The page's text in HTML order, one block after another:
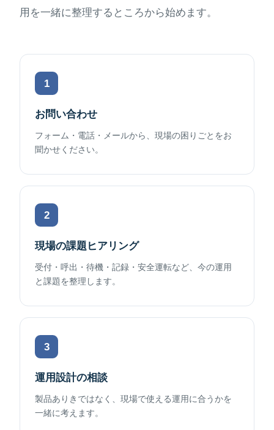
用を一緒に整理するところから始めます。
1
お問い合わせ
フォーム・電話・メールから、現場の困りごとをお
聞かせください。
2
現場の課題ヒアリング
受付・呼出・待機・記録・安全運転など、今の運用
と課題を整理します。
3
運用設計の相談
製品ありきではなく、現場で使える運用に合うかを
一緒に考えます。